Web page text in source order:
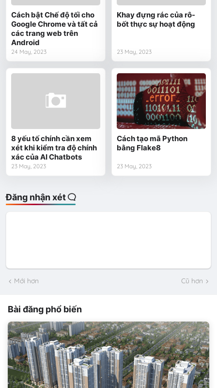
Cách bật Chế độ tối cho
Google Chrome và tất cả
các trang web trên
Android
24 May, 2023
Khay đựng rác của rô-
bốt thực sự hoạt động
23 May, 2023
8 yếu tố chính cần xem
xét khi kiểm tra độ chính
xác của AI Chatbots
23 May, 2023
Cách tạo mã Python
bằng Flake8
23 May, 2023
Đăng nhận xét
Mới hơn Cũ hơn
Bài đăng phổ biến